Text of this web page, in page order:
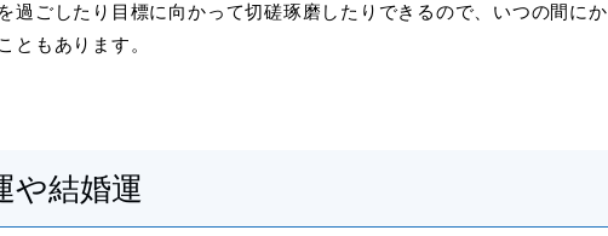
過ごしたり目標に向かって切磋琢磨したりできるので、いつの間にか
ともあります。
や結婚運